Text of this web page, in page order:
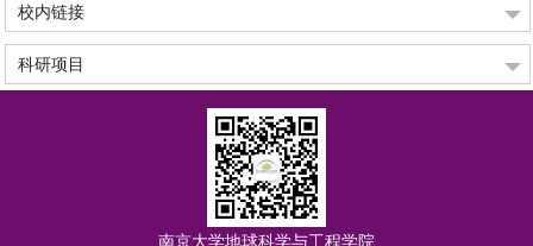
校内链接
科研项目
南京大学地球科学与工程学院